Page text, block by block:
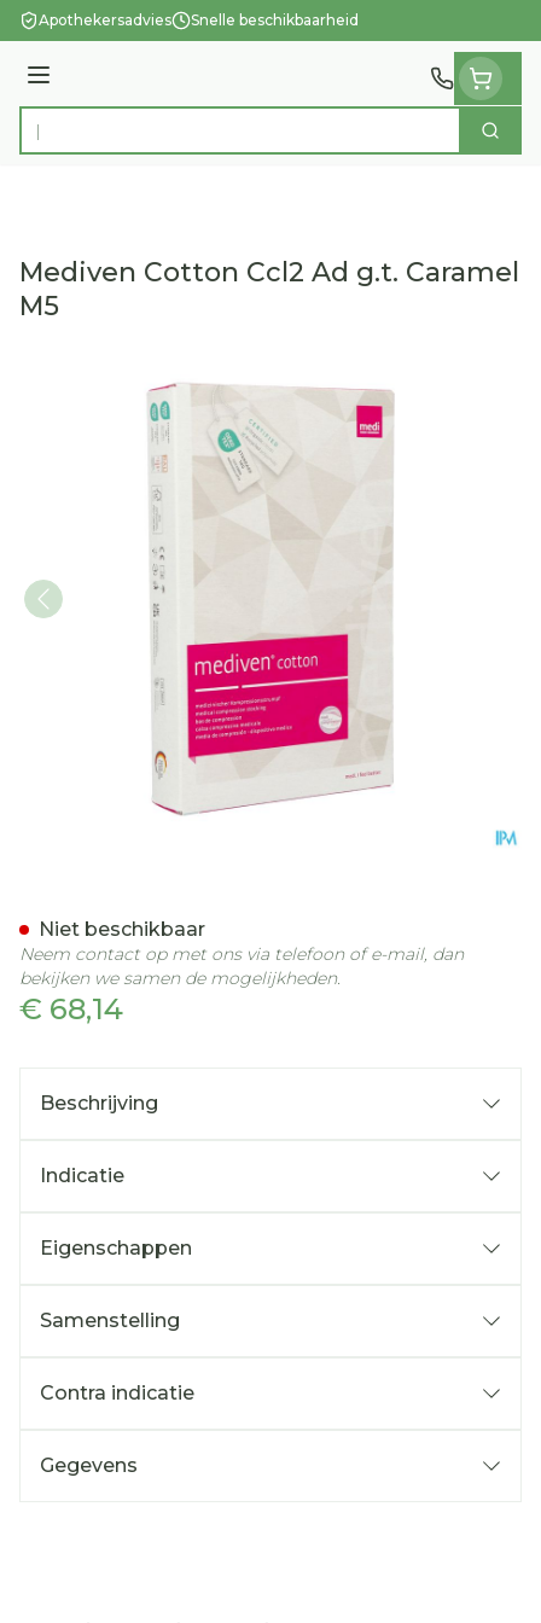
Ga naar de inhoud
Apothekersadvies Snelle beschikbaarheid
Menu
Product, merk, categorie... Zoek
Mediven Cotton Ccl2 Ad g.t. Caramel
M5
€ 68,14
Niet beschikbaar
Neem contact op met ons via telefoon of e-mail, dan
bekijken we samen de mogelijkheden.
Beschrijving
Indicatie
Eigenschappen
Samenstelling
Contra indicatie
Gegevens